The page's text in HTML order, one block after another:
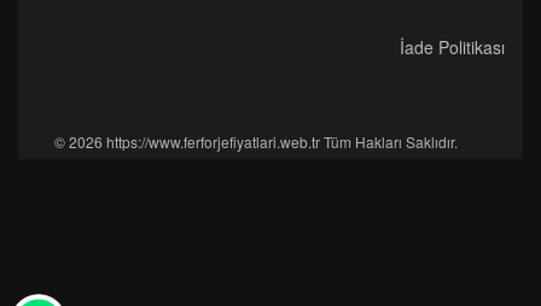
İade Politikası
© 2026 https://www.ferforjefiyatlari.web.tr Tüm Hakları Saklıdır.